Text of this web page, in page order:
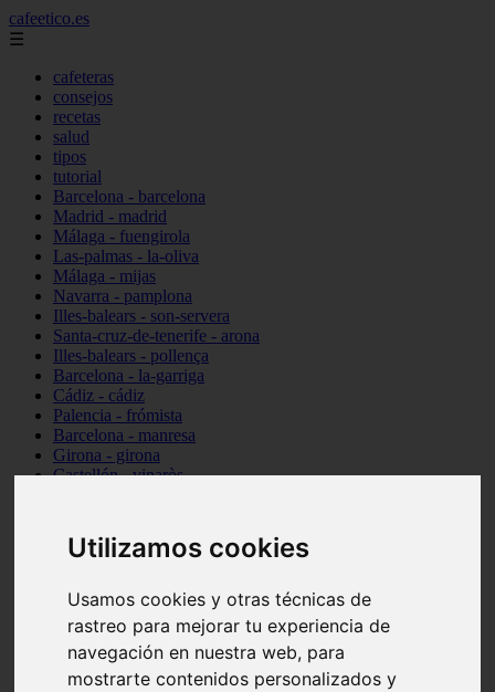
Utilizamos cookies
Usamos cookies y otras técnicas de
rastreo para mejorar tu experiencia de
navegación en nuestra web, para
mostrarte contenidos personalizados y
cafeetico.es
☰
cafeteras
consejos
recetas
salud
tipos
tutorial
Barcelona - barcelona
Madrid - madrid
Málaga - fuengirola
Las-palmas - la-oliva
Málaga - mijas
Navarra - pamplona
Illes-balears - son-servera
Santa-cruz-de-tenerife - arona
Illes-balears - pollença
Barcelona - la-garriga
Cádiz - cádiz
Palencia - frómista
Barcelona - manresa
Girona - girona
Castellón - vinaròs
Málaga - nerja
Girona - blanes
Málaga - marbella
Asturias - gijón
Girona - figueres
Alicante - santa-pola